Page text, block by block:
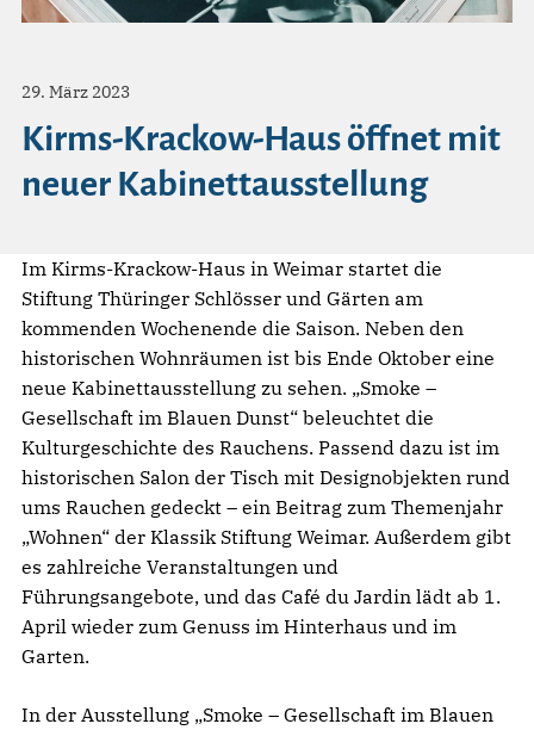
29. März 2023
Kirms-Krackow-Haus öffnet mit
neuer Kabinettausstellung
Im Kirms-Krackow-Haus in Weimar startet die
Stiftung Thüringer Schlösser und Gärten am
kommenden Wochenende die Saison. Neben den
historischen Wohnräumen ist bis Ende Oktober eine
neue Kabinettausstellung zu sehen. „Smoke –
Gesellschaft im Blauen Dunst“ beleuchtet die
Kulturgeschichte des Rauchens. Passend dazu ist im
historischen Salon der Tisch mit Designobjekten rund
ums Rauchen gedeckt – ein Beitrag zum Themenjahr
„Wohnen“ der Klassik Stiftung Weimar. Außerdem gibt
es zahlreiche Veranstaltungen und
Führungsangebote, und das Café du Jardin lädt ab 1.
April wieder zum Genuss im Hinterhaus und im
Garten.
In der Ausstellung „Smoke – Gesellschaft im Blauen